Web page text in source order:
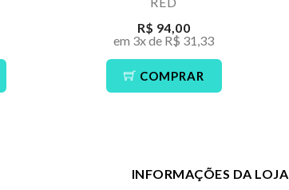
R$ 94,00
em 3x de R$ 31,33
COMPRAR
INFORMAÇÕES DA LOJA